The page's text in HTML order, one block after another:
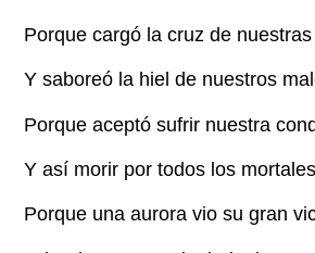
Porque cargó la cruz de
Y saboreó la hiel de nuestros
Porque aceptó sufrir nuestra
Y así morir por todos los
Porque una aurora vio su gran